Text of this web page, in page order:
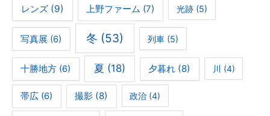
レンズ(9) 上野ファーム (7) 光跡(5)
写真展 (6) 冬 (53) 列車(5)
十勝地方 (6) 夏 (18) 夕暮れ (8) 川 (4)
帯広 (6) 撮影 (8) 政治 (4)